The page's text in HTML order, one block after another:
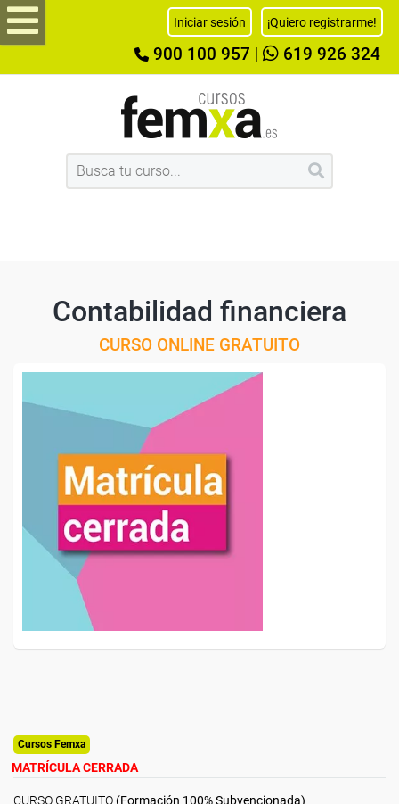
Iniciar sesión ¡Quiero registrarme!
900 100 957 619 926 324
Contabilidad financiera
CURSO ONLINE GRATUITO
Cursos Femxa
MATRÍCULA CERRADA
CURSO GRATUITO (Formación 100% Subvencionada)